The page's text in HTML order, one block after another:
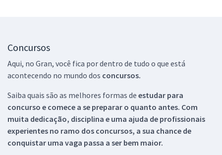
Concursos
Aqui, no Gran, você fica por dentro de tudo o que está
acontecendo no mundo dos concursos.
Saiba quais são as melhores formas de estudar para
concurso e comece a se preparar o quanto antes. Com
muita dedicação, disciplina e uma ajuda de profissionais
experientes no ramo dos concursos, a sua chance de
conquistar uma vaga passa a ser bem maior.